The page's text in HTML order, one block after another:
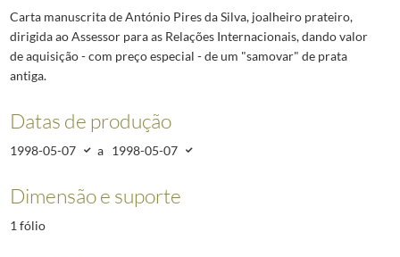
Carta manuscrita de António Pires da Silva, joalheiro prateiro,
dirigida ao Assessor para as Relações Internacionais, dando valor
de aquisição - com preço especial - de um "samovar" de prata
antiga.
Datas de produção
1998-05-07 a 1998-05-07
Dimensão e suporte
1 fólio